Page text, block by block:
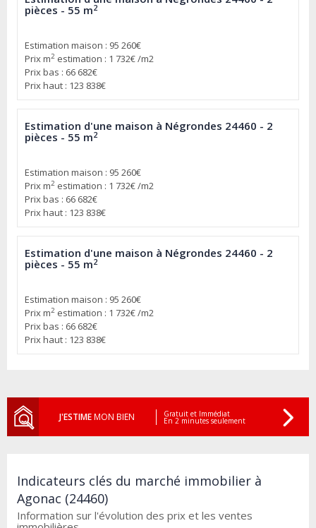
pièces - 55 m2
Estimation maison : 95 260€
Prix m2 estimation : 1 732€ /m2
Prix bas : 66 682€
Prix haut : 123 838€
Estimation d'une maison à Négrondes 24460 - 2
pièces - 55 m2
Estimation maison : 95 260€
Prix m2 estimation : 1 732€ /m2
Prix bas : 66 682€
Prix haut : 123 838€
Estimation d'une maison à Négrondes 24460 - 2
pièces - 55 m2
Estimation maison : 95 260€
Prix m2 estimation : 1 732€ /m2
Prix bas : 66 682€
Prix haut : 123 838€
J'ESTIMEMON BIEN Gratuit et Immédiat
En 2 minutes seulement
Indicateurs clés du marché immobilier à
Agonac (24460)
Information sur l'évolution des prix et les ventes